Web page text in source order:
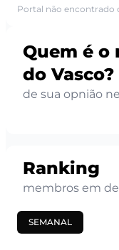
Portal não encontrado
Quem é
do Vasco?
de sua opnião
Ranking
membros em
SEMANAL